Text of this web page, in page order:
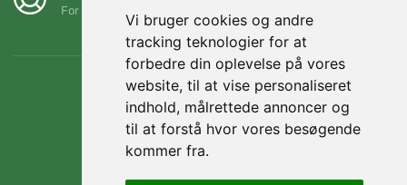
Vi bruger cookies og andre
tracking teknologier for at
forbedre din oplevelse på vores
website, til at vise personaliseret
indhold, målrettede annoncer og
til at forstå hvor vores besøgende
kommer fra.
For hver ordre planter vi et træ! Læs mere